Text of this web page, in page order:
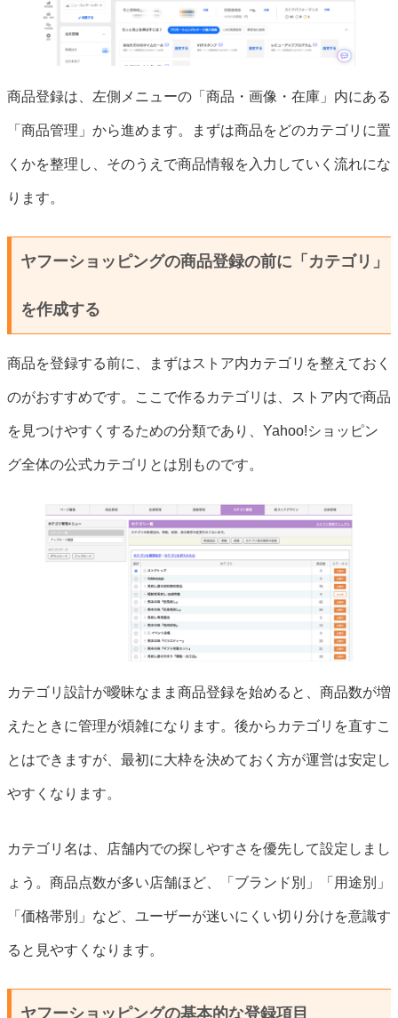
商品登録は、左側メニューの「商品・画像・在庫」内にある
「商品管理」から進めます。まずは商品をどのカテゴリに置
くかを整理し、そのうえで商品情報を入力していく流れにな
ります。
ヤフーショッピングの商品登録の前に「カテゴリ」
を作成する
商品を登録する前に、まずはストア内カテゴリを整えておく
のがおすすめです。ここで作るカテゴリは、ストア内で商品
を見つけやすくするための分類であり、Yahoo!ショッピン
グ全体の公式カテゴリとは別ものです。
カテゴリ設計が曖昧なまま商品登録を始めると、商品数が増
えたときに管理が煩雑になります。後からカテゴリを直すこ
とはできますが、最初に大枠を決めておく方が運営は安定し
やすくなります。
カテゴリ名は、店舗内での探しやすさを優先して設定しまし
ょう。商品点数が多い店舗ほど、「ブランド別」「用途別」
「価格帯別」など、ユーザーが迷いにくい切り分けを意識す
ると見やすくなります。
ヤフーショッピングの基本的な登録項目